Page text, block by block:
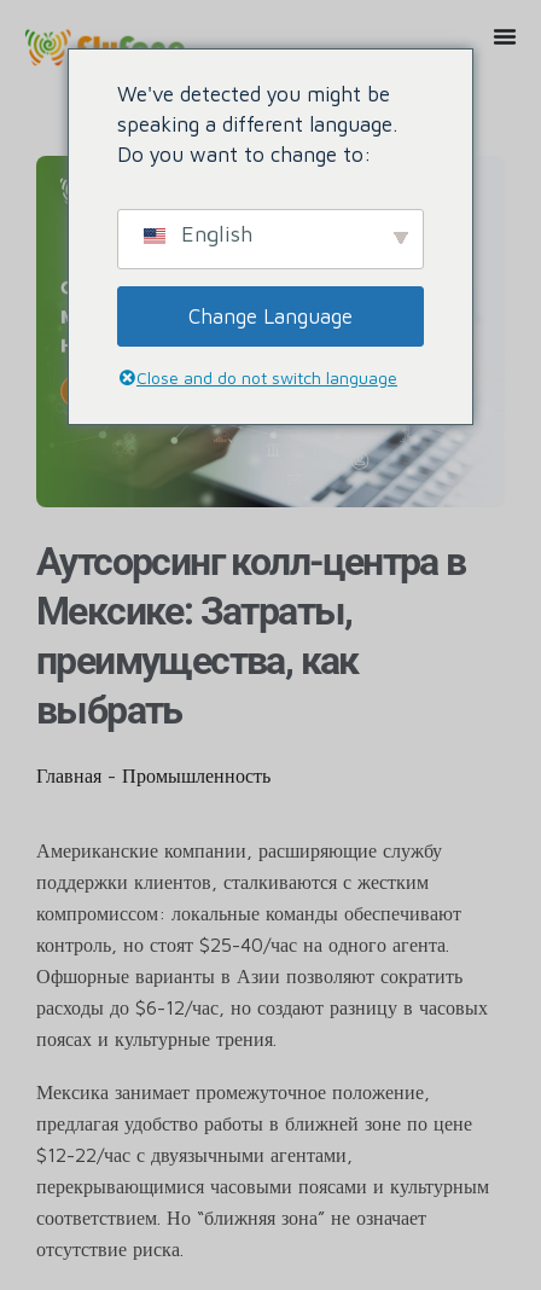
Аутсорсинг колл-центра в
Мексике: Затраты,
преимущества, как
выбрать
Главная - Промышленность
Американские компании, расширяющие службу
поддержки клиентов, сталкиваются с жестким
компромиссом: локальные команды обеспечивают
контроль, но стоят $25-40/час на одного агента.
Офшорные варианты в Азии позволяют сократить
расходы до $6-12/час, но создают разницу в часовых
поясах и культурные трения.
Мексика занимает промежуточное положение,
предлагая удобство работы в ближней зоне по цене
$12-22/час с двуязычными агентами,
перекрывающимися часовыми поясами и культурным
соответствием. Но “ближняя зона” не означает
отсутствие риска.
We've detected you might be
speaking a different language.
Do you want to change to:
English
Change Language
Close and do not switch language